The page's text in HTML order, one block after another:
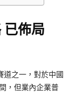
已佈局
道之一，對於中國
，但業內企業普